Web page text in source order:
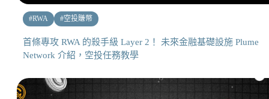
#RWA #空投賺幣
首條專攻 RWA 的殺手級 Layer 2！ 未來金融基礎設施 Plume
Network 介紹，空投任務教學